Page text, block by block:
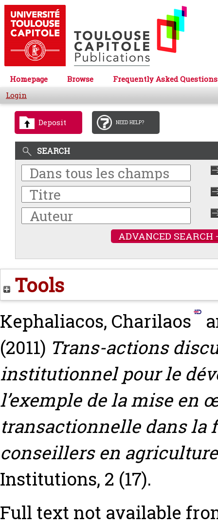
Homepage Browse
Frequently Asked Questions
Login
Deposit NEED HELP?
SEARCH
ADVANCED SEARCH
Tools
Kephaliacos, Charilaos
(2011) Trans-actions
institutionnel pour le
l’exemple de la mise en
transactionnelle dans la
conseillers en
Institutions, 2 (17).
Full text not available